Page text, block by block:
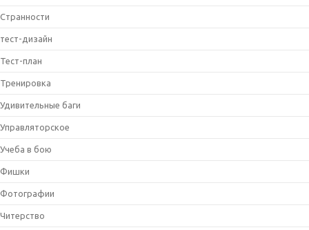
Странности
тест-дизайн
Тест-план
Тренировка
Удивительные баги
Управляторское
Учеба в бою
Фишки
Фотографии
Читерство